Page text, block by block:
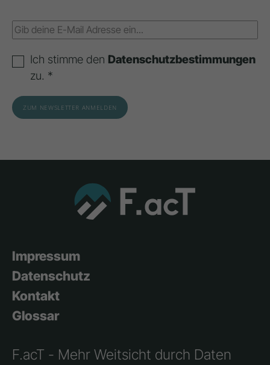
Ich stimme den Datenschutzbestimmungen
zu. *
Impressum
Datenschutz
Kontakt
Glossar
F.acT - Mehr Weitsicht durch Daten